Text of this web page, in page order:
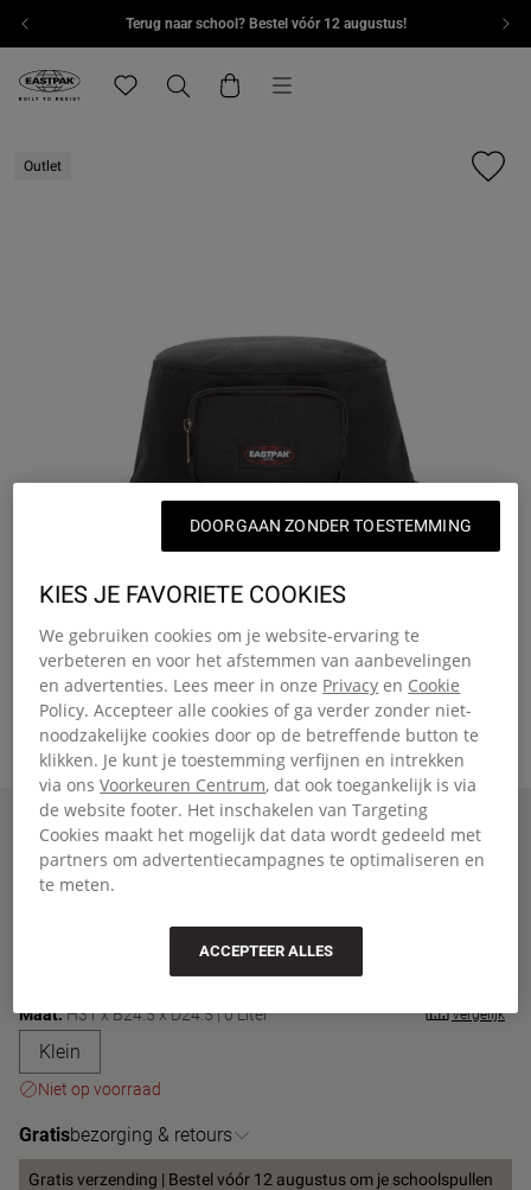
Overslaan naar inhoudTerug naar school? Bestel vóór 12 augustus!
Eastpak, ga naar de startpagina van eu.eastpak.com
Menu
Outlet
Home BUKHAT
BUKHAT
Emmerhoed met ritsvak
Maat:H31 x B24.5 x D24.5 | 0 Liter Vergelijk
'Klein' maat
Klein
Niet op voorraad
Gratisbezorging & retours
Gratis verzending | Bestel vóór 12 augustus om je schoolspullen
KIES JE FAVORIETE COOKIES
We gebruiken cookies om je website-ervaring te
verbeteren en voor het afstemmen van aanbevelingen
en advertenties. Lees meer in onze Privacy en Cookie
Policy. Accepteer alle cookies of ga verder zonder niet-
noodzakelijke cookies door op de betreffende button te
klikken. Je kunt je toestemming verfijnen en intrekken
via onsVoorkeuren Centrum, dat ook toegankelijk is via
de website footer. Het inschakelen van Targeting
Cookies maakt het mogelijk dat data wordt gedeeld met
partners om advertentiecampagnes te optimaliseren en
te meten.
ACCEPTEER ALLES
DOORGAAN ZONDER TOESTEMMING